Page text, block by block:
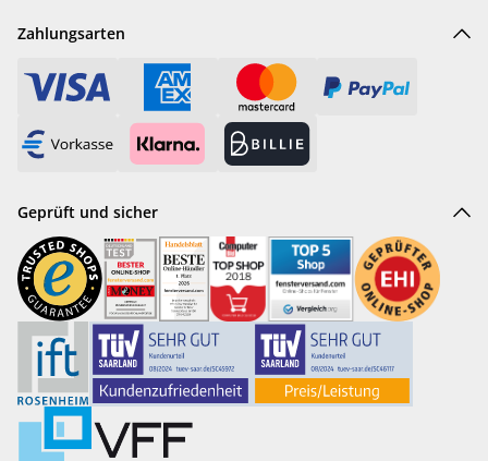
Zahlungsarten
Geprüft und sicher